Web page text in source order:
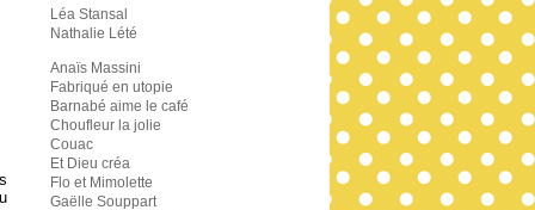
Léa Stansal
Nathalie Lété
Anaïs Massini
Fabriqué en utopie
Barnabé aime le café
Choufleur la jolie
Couac
Et Dieu créa
Flo et Mimolette
Gaëlle Souppart